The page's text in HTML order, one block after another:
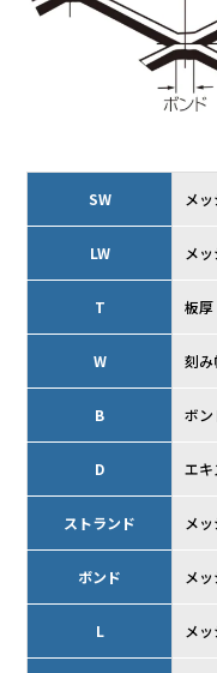
SW メ
LW メ
T 板厚
W 刻み
B ボン
D エ
ストランド メ
ボンド メ
L メ